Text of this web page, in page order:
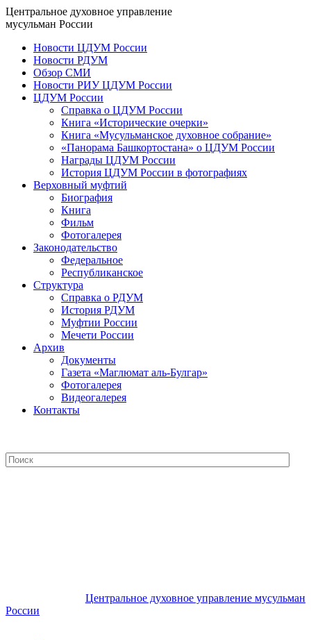
Центральное духовное управление
мусульман России
Новости ЦДУМ России
Новости РДУМ
Обзор СМИ
Новости РИУ ЦДУМ России
ЦДУМ России
Справка о ЦДУМ России
Книга «Исторические очерки»
Книга «Мусульманское духовное собрание»
«Панорама Башкортостана» о ЦДУМ России
Награды ЦДУМ России
История ЦДУМ России в фотографиях
Верховный муфтий
Биография
Книга
Фильм
Фотогалерея
Законодательство
Федеральное
Республиканское
Структура
Справка о РДУМ
История РДУМ
Муфтии России
Мечети России
Архив
Документы
Газета «Маглюмат аль-Булгар»
Фотогалерея
Видеогалерея
Контакты
Центральное духовное управление мусульман
России